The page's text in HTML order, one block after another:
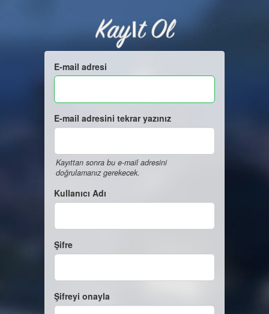
Kayıt Ol
E-mail adresi
E-mail adresini tekrar yazınız
Kayıttan sonra bu e-mail adresini
doğrulamanız gerekecek.
Kullanıcı Adı
Şifre
Şifreyi onayla